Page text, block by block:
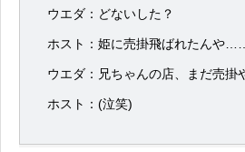
ウエダ：どないした？
ホスト：姫に売掛飛ばれたんや
ウエダ：兄ちゃんの店、まだ売掛
ホスト：(泣笑)